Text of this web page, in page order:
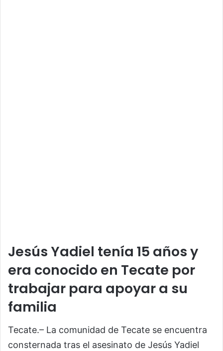
Jesús Yadiel tenía 15 años y
era conocido en Tecate por
trabajar para apoyar a su
familia
Tecate.– La comunidad de Tecate se encuentra
consternada tras el asesinato de Jesús Yadiel